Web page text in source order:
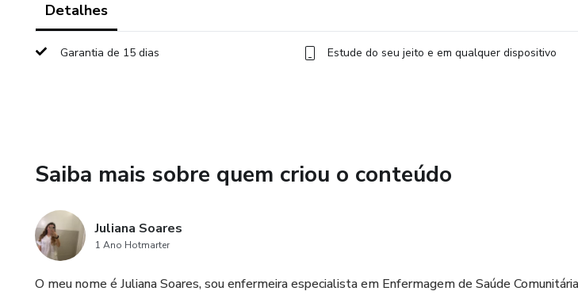
Detalhes
Garantia de 15 dias Estude do seu jeito e em qualquer dispositivo
Saiba mais sobre quem criou o conteúdo
Juliana Soares
1 Ano Hotmarter
O meu nome é Juliana Soares, sou enfermeira especialista em Enfermagem de Saúde